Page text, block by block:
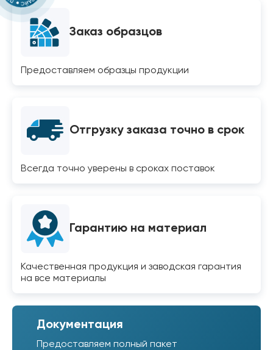
Заказ образцов
Предоставляем образцы продукции
Отгрузку заказа точно в срок
Всегда точно уверены в сроках поставок
Гарантию на материал
Качественная продукция и заводская гарантия
на все материалы
Документация
Предоставляем полный пакет